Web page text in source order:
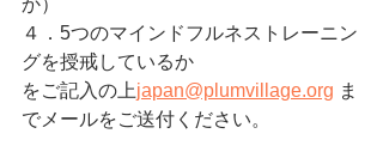
４．5つのマインドフルネストレーニン
グを授戒しているか
をご記入の上japan@plumvillage.org ま
でメールをご送付ください。